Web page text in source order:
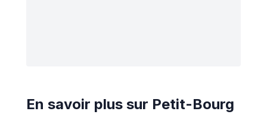
En savoir plus sur Petit-Bourg